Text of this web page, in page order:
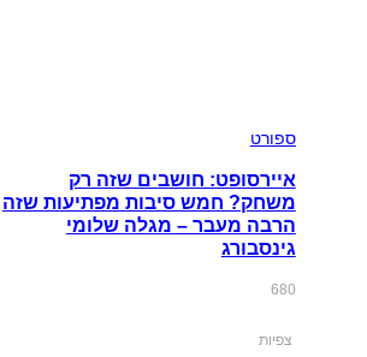
ספורט
איירסופט: חושבים שזה רק
משחק? חמש סיבות מפתיעות שזה
הרבה מעבר – מגלה שלומי
גינסבורג
680
צפיות